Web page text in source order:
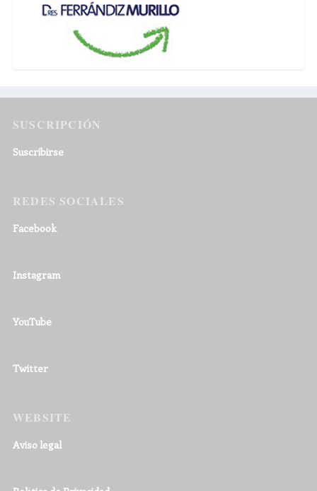
SUSCRIPCIÓN
Suscribirse
REDES SOCIALES
Facebook
Instagram
YouTube
Twitter
WEBSITE
Aviso legal